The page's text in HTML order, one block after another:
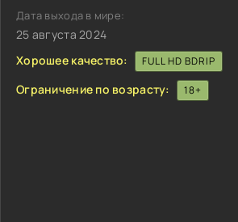
Дата выхода в мире:
25 августа 2024
Хорошее качество:
FULL HD BDRIP
Ограничение по возрасту: 18+